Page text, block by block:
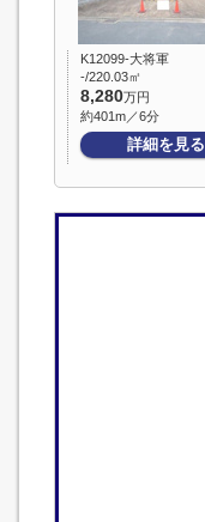
K12099-大将軍
-/220.03㎡
8,280万円
約401m／6分
詳細を見る